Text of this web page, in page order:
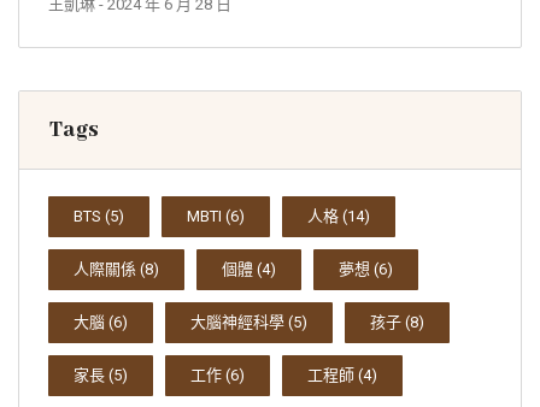
王凱琳 - 2024 年 6 月 28 日
Tags
BTS (5) MBTI (6) 人格 (14)
人際關係 (8) 個體 (4) 夢想 (6)
大腦 (6) 大腦神經科學 (5) 孩子 (8)
家長 (5) 工作 (6) 工程師 (4)